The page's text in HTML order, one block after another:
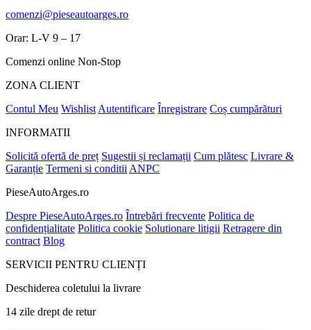
comenzi@pieseautoarges.ro
Orar: L-V 9 – 17
Comenzi online Non-Stop
ZONA CLIENT
Contul Meu Wishlist Autentificare Înregistrare Coș cumpărături
INFORMATII
Solicită ofertă de preț Sugestii și reclamații Cum plătesc Livrare &
Garanție Termeni si conditii ANPC
PieseAutoArges.ro
Despre PieseAutoArges.ro Întrebări frecvente Politica de
confidențialitate Politica cookie Solutionare litigii Retragere din
contract Blog
SERVICII PENTRU CLIENȚI
Deschiderea coletului la livrare
14 zile drept de retur